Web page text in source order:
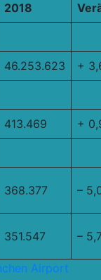
2018
46.253.623 +
413.469 +
368.377 –
351.547 –
Airport